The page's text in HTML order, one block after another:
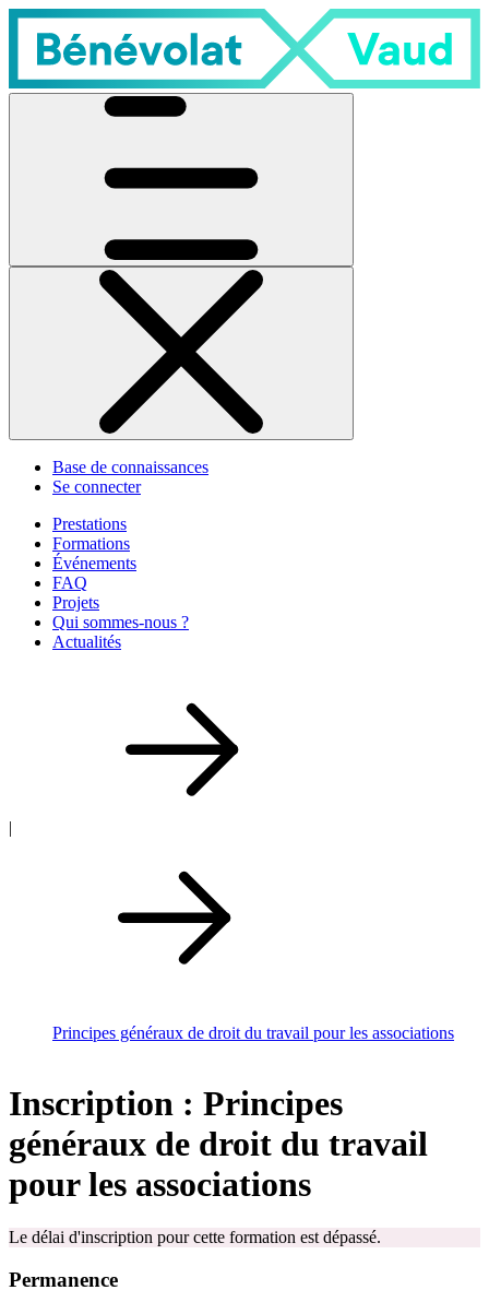
Base de connaissances
Se connecter
Prestations
Formations
Événements
FAQ
Projets
Qui sommes-nous ?
Actualités
|
Principes généraux de droit du travail pour les associations
Inscription : Principes
généraux de droit du travail
pour les associations
Le délai d'inscription pour cette formation est dépassé.
Permanence